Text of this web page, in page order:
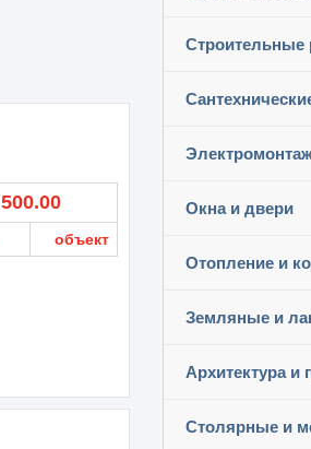
Строительные
Окна и двери
Отопление и
Земляные и
Архитектура и
Столярные и
500.00
объект